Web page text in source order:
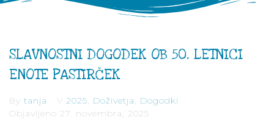
SLAVNOSTNI DOGODEK OB 50. LETNICI
ENOTE PASTIRČEK
By tanja V 2025, Doživetja, Dogodki
Objavljeno 27. novembra, 2025